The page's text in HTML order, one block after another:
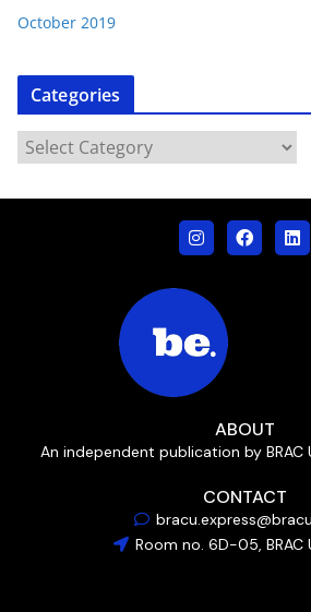
October 2019
Categories
ABOUT
An independent publication by BRAC
CONTACT
Room no. 6D-05, BRAC